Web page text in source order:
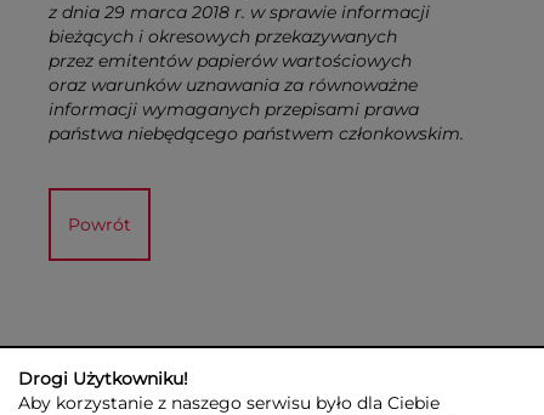
z dnia 29 marca 2018 r. w sprawie informacji
bieżących i okresowych przekazywanych
przez emitentów papierów wartościowych
oraz warunków uznawania za równoważne
informacji wymaganych przepisami prawa
państwa niebędącego państwem członkowskim.
Powrót
Drogi Użytkowniku!
Aby korzystanie z naszego serwisu było dla Ciebie